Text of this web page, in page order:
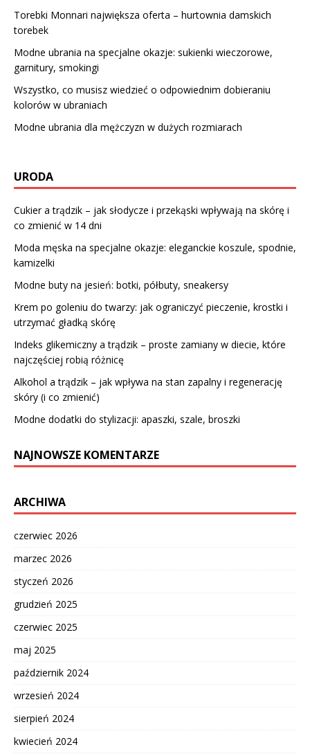
Torebki Monnari największa oferta – hurtownia damskich
torebek
Modne ubrania na specjalne okazje: sukienki wieczorowe,
garnitury, smokingi
Wszystko, co musisz wiedzieć o odpowiednim dobieraniu
kolorów w ubraniach
Modne ubrania dla mężczyzn w dużych rozmiarach
URODA
Cukier a trądzik – jak słodycze i przekąski wpływają na skórę i
co zmienić w 14 dni
Moda męska na specjalne okazje: eleganckie koszule, spodnie,
kamizelki
Modne buty na jesień: botki, półbuty, sneakersy
Krem po goleniu do twarzy: jak ograniczyć pieczenie, krostki i
utrzymać gładką skórę
Indeks glikemiczny a trądzik – proste zamiany w diecie, które
najczęściej robią różnicę
Alkohol a trądzik – jak wpływa na stan zapalny i regenerację
skóry (i co zmienić)
Modne dodatki do stylizacji: apaszki, szale, broszki
NAJNOWSZE KOMENTARZE
ARCHIWA
czerwiec 2026
marzec 2026
styczeń 2026
grudzień 2025
czerwiec 2025
maj 2025
październik 2024
wrzesień 2024
sierpień 2024
kwiecień 2024